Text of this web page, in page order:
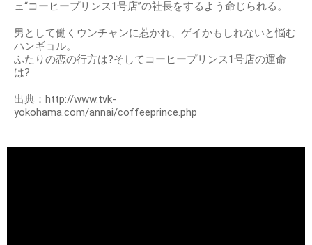
ェ“コーヒープリンス1号店”の社長をするよう命じられる。
男として働くウンチャンに惹かれ、ゲイかもしれないと悩む
ハンギョル。
ふたりの恋の行方は?そしてコーヒープリンス1号店の運命
は?
出典：http://www.tvk-
yokohama.com/annai/coffeeprince.php